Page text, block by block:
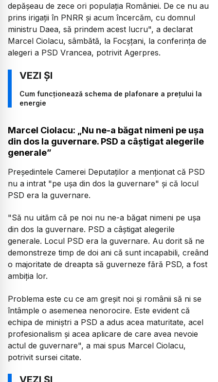
depăşeau de zece ori populaţia României. De ce nu au
prins irigaţii în PNRR şi acum încercăm, cu domnul
ministru Daea, să prindem acest lucru", a declarat
Marcel Ciolacu, sâmbătă, la Focșțani, la conferinţa de
alegeri a PSD Vrancea, potrivit Agerpres.
Cum funcționează schema de plafonare a prețului la
energie
Marcel Ciolacu: „Nu ne-a băgat nimeni pe uşa
din dos la guvernare. PSD a câştigat alegerile
generale”
Președintele Camerei Deputaților a menționat că PSD
nu a intrat "pe uşa din dos la guvernare" şi că locul
PSD era la guvernare.
"Să nu uităm că pe noi nu ne-a băgat nimeni pe uşa
din dos la guvernare. PSD a câştigat alegerile
generale. Locul PSD era la guvernare. Au dorit să ne
demonstreze timp de doi ani că sunt incapabili, creând
o majoritate de dreapta să guverneze fără PSD, a fost
ambiţia lor.
Problema este cu ce am greşit noi şi românii să ni se
întâmple o asemenea nenorocire. Este evident că
echipa de miniştri a PSD a adus acea maturitate, acel
profesionalism şi acea aplicare de care avea nevoie
actul de guvernare", a mai spus Marcel Ciolacu,
potrivit sursei citate.